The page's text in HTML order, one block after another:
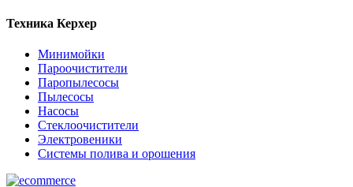
Техника Керхер
Минимойки
Пароочистители
Паропылесосы
Пылесосы
Насосы
Стеклоочистители
Электровеники
Системы полива и орошения